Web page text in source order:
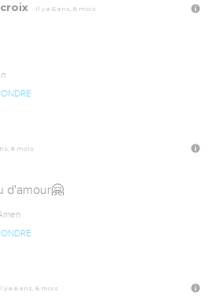
Il y a 6 ans, 8 mois
8 mois
d'amour🤗
y a 6 ans, 8 mois